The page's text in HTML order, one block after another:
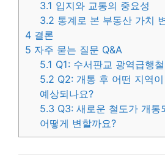
3.1 입지와 교통의 중요성
3.2 통계로 본 부동산 가치
4 결론
5 자주 묻는 질문 Q&A
5.1 Q1: 수서판교 광역급행
5.2 Q2: 개통 후 어떤 지역
예상되나요?
5.3 Q3: 새로운 철도가 개통
어떻게 변할까요?